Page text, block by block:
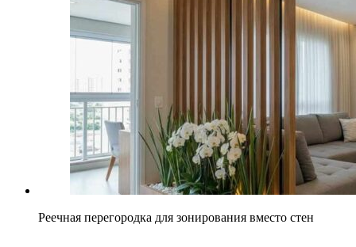
Реечная перегородка для зонирования вместо стен